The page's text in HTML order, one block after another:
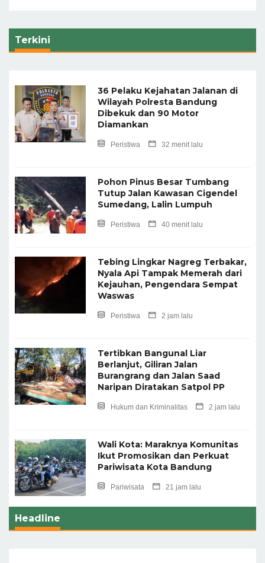
Terkini
36 Pelaku Kejahatan Jalanan di
Wilayah Polresta Bandung
Dibekuk dan 90 Motor
Diamankan
Peristiwa 32 menit lalu
Pohon Pinus Besar Tumbang
Tutup Jalan Kawasan Cigendel
Sumedang, Lalin Lumpuh
Peristiwa 40 menit lalu
Tebing Lingkar Nagreg Terbakar,
Nyala Api Tampak Memerah dari
Kejauhan, Pengendara Sempat
Waswas
Peristiwa 2 jam lalu
Tertibkan Bangunal Liar
Berlanjut, Giliran Jalan
Burangrang dan Jalan Saad
Naripan Diratakan Satpol PP
Hukum dan Kriminalitas 2 jam lalu
Wali Kota: Maraknya Komunitas
Ikut Promosikan dan Perkuat
Pariwisata Kota Bandung
Pariwisata 21 jam lalu
Headline